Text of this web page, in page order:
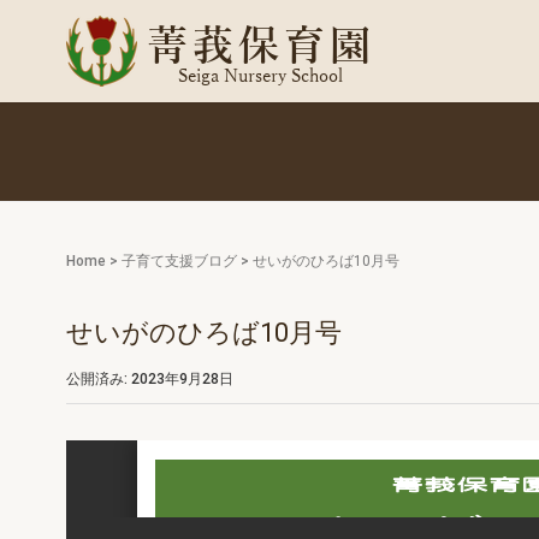
Home >子育て支援ブログ >せいがのひろば10月号
せいがのひろば10月号
公開済み: 2023年9月28日